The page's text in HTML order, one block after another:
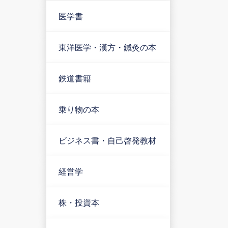
医学書
東洋医学・漢方・鍼灸の本
鉄道書籍
乗り物の本
ビジネス書・自己啓発教材
経営学
株・投資本